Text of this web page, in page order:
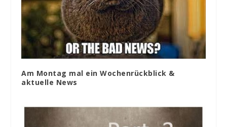
Am Montag mal ein Wochenrückblick &
aktuelle News